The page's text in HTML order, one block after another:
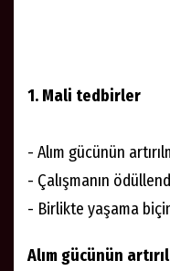
1. Mali tedbirler
- Alım gücünün
- Çalışmanın
- Birlikte yaşama
Alım gücünün